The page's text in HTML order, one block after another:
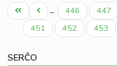
Pagination
Unua
paĝo
Antaŭa
paĝo
… Paĝo
446 Paĝo
447
Paĝo
451 Paĝo
452 Paĝo
453
SERĈO